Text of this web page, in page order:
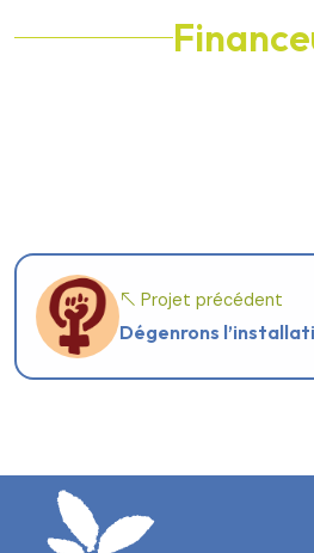
Projet précédent
Dégenrons